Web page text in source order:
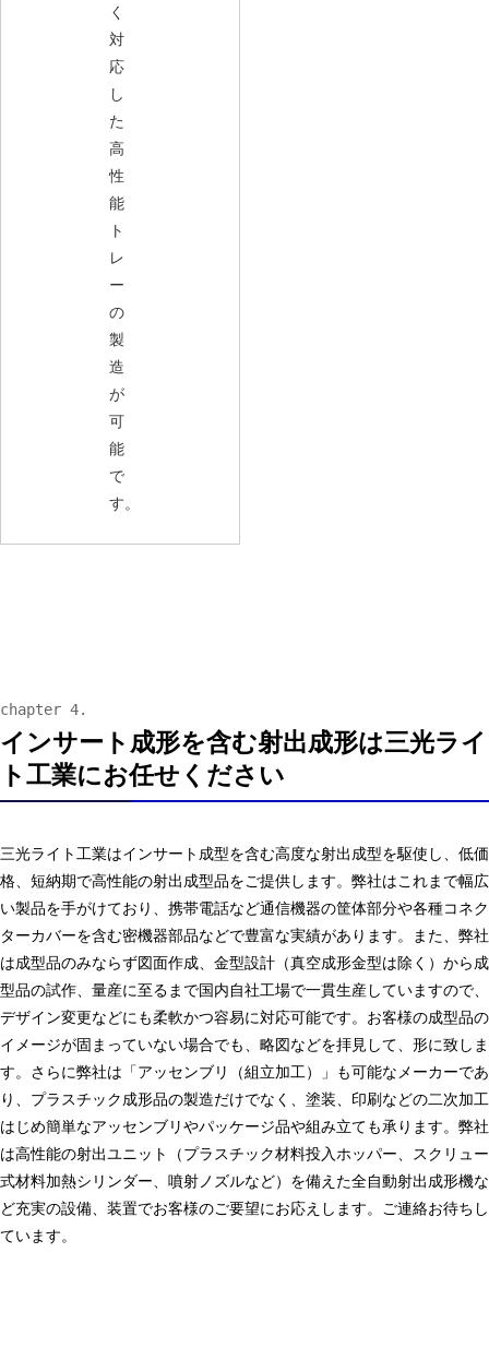
く
対
応
し
た
高
性
能
ト
レ
ー
の
製
造
が
可
能
で
す。
インサート成形を含む射出成形は三光ライ
ト工業にお任せください
三光ライト工業はインサート成型を含む高度な射出成型を駆使し、低価
格、短納期で高性能の射出成型品をご提供します。弊社はこれまで幅広
い製品を手がけており、携帯電話など通信機器の筐体部分や各種コネク
ターカバーを含む密機器部品などで豊富な実績があります。また、弊社
は成型品のみならず図面作成、金型設計（真空成形金型は除く）から成
型品の試作、量産に至るまで国内自社工場で一貫生産していますので、
デザイン変更などにも柔軟かつ容易に対応可能です。お客様の成型品の
イメージが固まっていない場合でも、略図などを拝見して、形に致しま
す。さらに弊社は「アッセンブリ（組立加工）」も可能なメーカーであ
り、プラスチック成形品の製造だけでなく、塗装、印刷などの二次加工
はじめ簡単なアッセンブリやパッケージ品や組み立ても承ります。弊社
は高性能の射出ユニット（プラスチック材料投入ホッパー、スクリュー
式材料加熱シリンダー、噴射ノズルなど）を備えた全自動射出成形機な
ど充実の設備、装置でお客様のご要望にお応えします。ご連絡お待ちし
ています。